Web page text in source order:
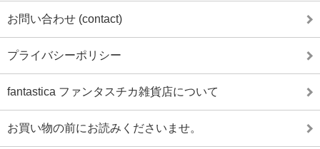
お問い合わせ (contact)
プライバシーポリシー
fantastica ファンタスチカ雑貨店について
お買い物の前にお読みくださいませ。